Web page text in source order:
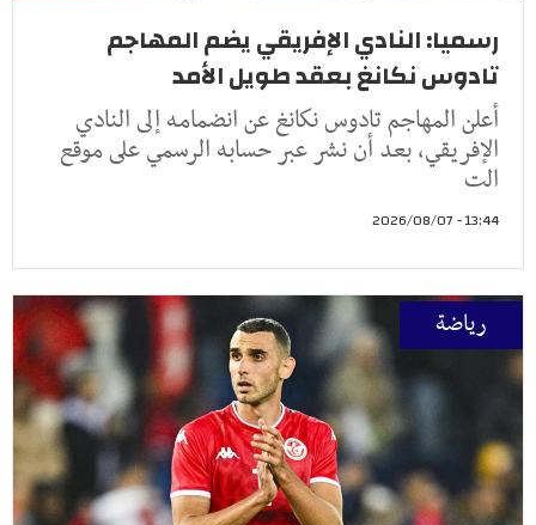
رسميا: النادي الإفريقي يضم المهاجم
تادوس نكانغ بعقد طويل الأمد
أعلن المهاجم تادوس نكانغ عن انضمامه إلى النادي
الإفريقي، بعد أن نشر عبر حسابه الرسمي على موقع
الت
13:44 - 2026/08/07
رياضة